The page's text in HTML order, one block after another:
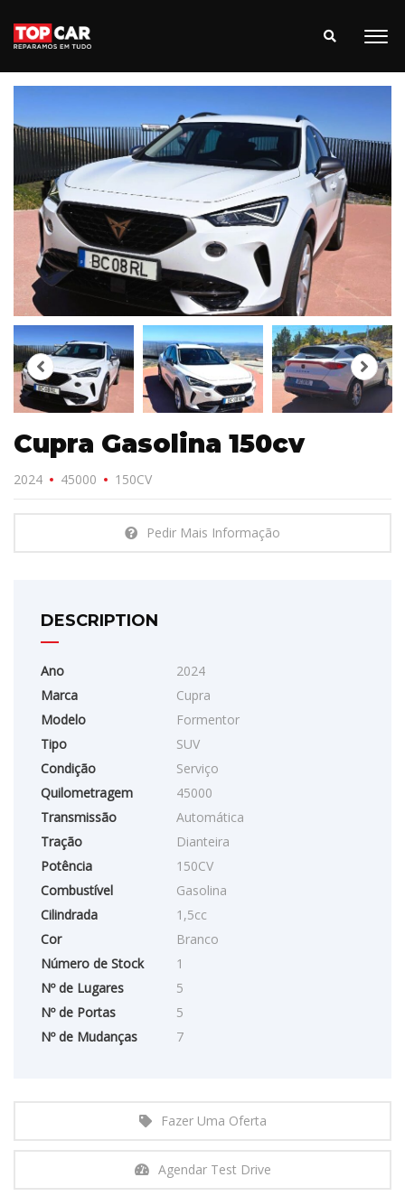
Cupra Gasolina 150cv
2024 45000 150CV
Pedir Mais Informação
DESCRIPTION
Ano
2024
Marca
Cupra
Modelo
Formentor
Tipo
SUV
Condição
Serviço
Quilometragem
45000
Transmissão
Automática
Tração
Dianteira
Potência
150CV
Combustível
Gasolina
Cilindrada
1,5cc
Cor
Branco
Número de Stock
1
Nº de Lugares
5
Nº de Portas
5
Nº de Mudanças
7
Fazer Uma Oferta
Agendar Test Drive